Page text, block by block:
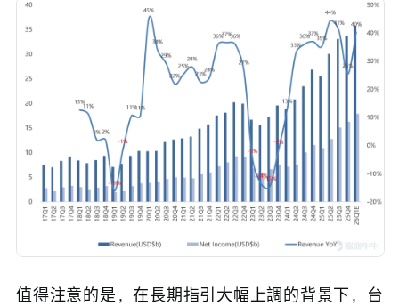
值得注意的是，在長期指引大幅上調的背景下，台